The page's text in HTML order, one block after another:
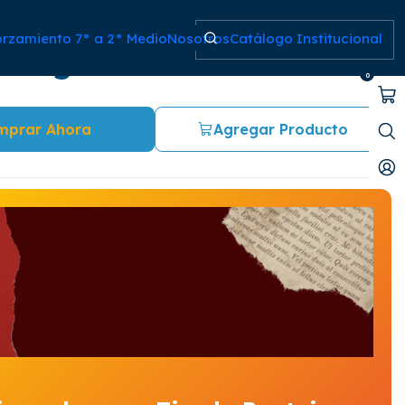
7° a 2° MedioNosotrosCatálogo Institucional
0
Sófocles
Agregar Producto
Ahora